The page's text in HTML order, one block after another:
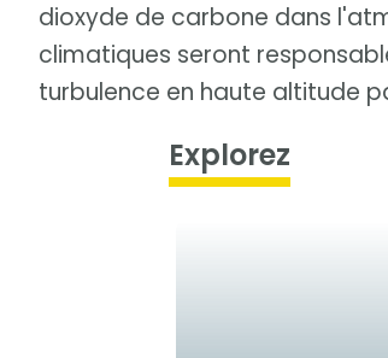
dioxyde de carbone dans
climatiques seront
turbulence en haute altitude
Explorez